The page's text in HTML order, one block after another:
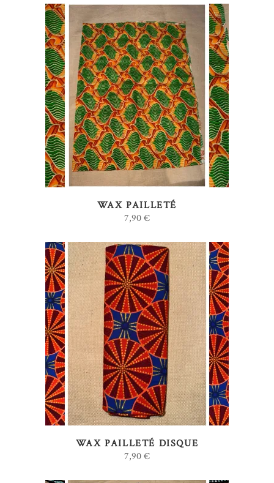
AJOUTER AU PANIER
WAX PAILLETÉ
7,90€
AJOUTER AU PANIER
WAX PAILLETÉ DISQUE
7,90€